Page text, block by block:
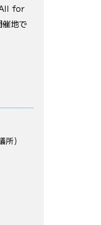
All for
地で
所)